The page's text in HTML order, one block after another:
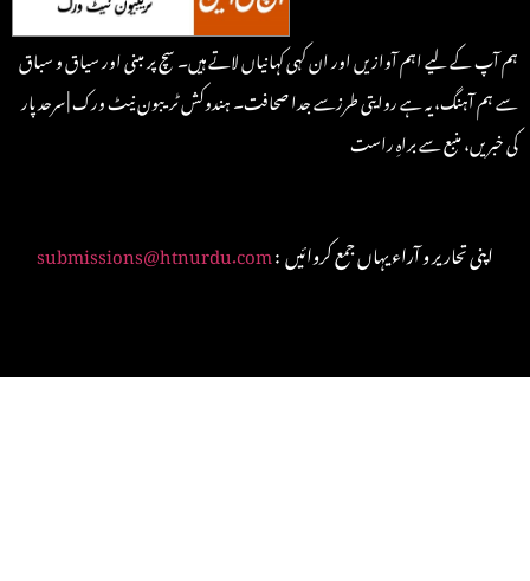
ہم آپ کے لیے اہم آوازیں اور ان کہی کہانیاں لاتے ہیں۔ سچ پر مبنی اور سیاق و سباق
سے ہم آہنگ، یہ ہے روایتی طرزسے جدا صحافت۔ ہندوکش ٹریبون نیٹ ورک | سرحد پار
کی خبریں، منبع سے براہِ راست
submissions@htnurdu.com : اپنی تحاریر و آراء یہاں جمع کروائیں